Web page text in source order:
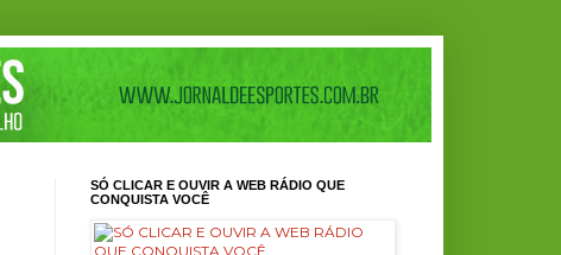
SÓ CLICAR E OUVIR A WEB RÁDIO QUE
CONQUISTA VOCÊ